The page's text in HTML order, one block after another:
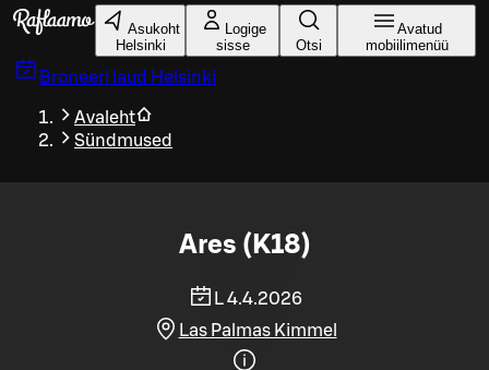
Liigu peamise sisu juurde
Asukoht
Helsinki
Logige
sisse
Otsi
Avatud
mobiilimenüü
Broneeri laud Helsinki
Avaleht
Sündmused
Ares (K18)
L 4.4.2026
Las Palmas Kimmel